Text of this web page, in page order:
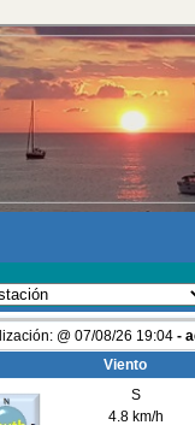
@ 07/08/26 19:04 -
Viento
S
4.8 km/h